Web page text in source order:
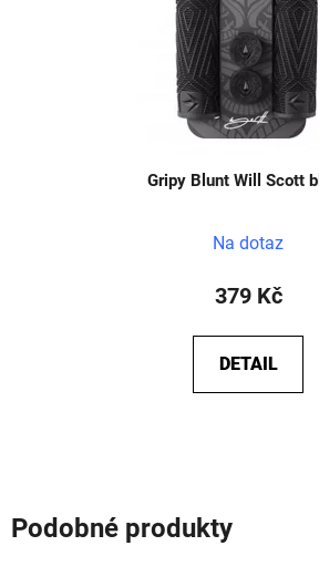
Gripy Blunt Will Scott
Na dotaz
379 Kč
DETAIL
Podobné produkty